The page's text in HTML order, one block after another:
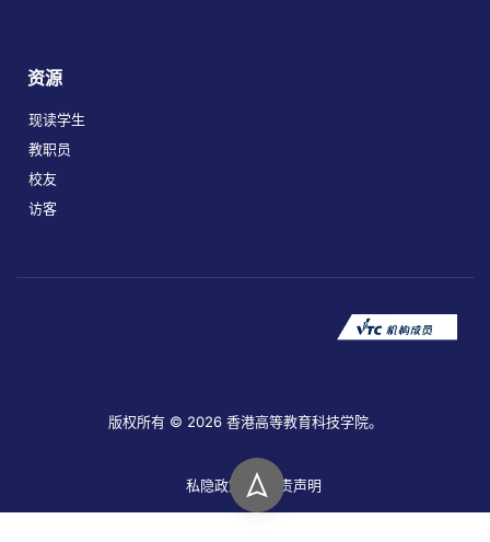
资源
现读学生
教职员
校友
访客
版权所有 © 2026 香港高等教育科技学院。
私隐政策 免责声明